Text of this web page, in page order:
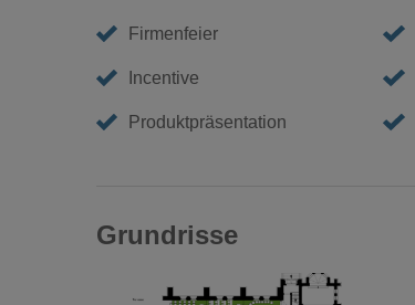
Firmenfeier
Incentive
Produktpräsentation
Grundrisse